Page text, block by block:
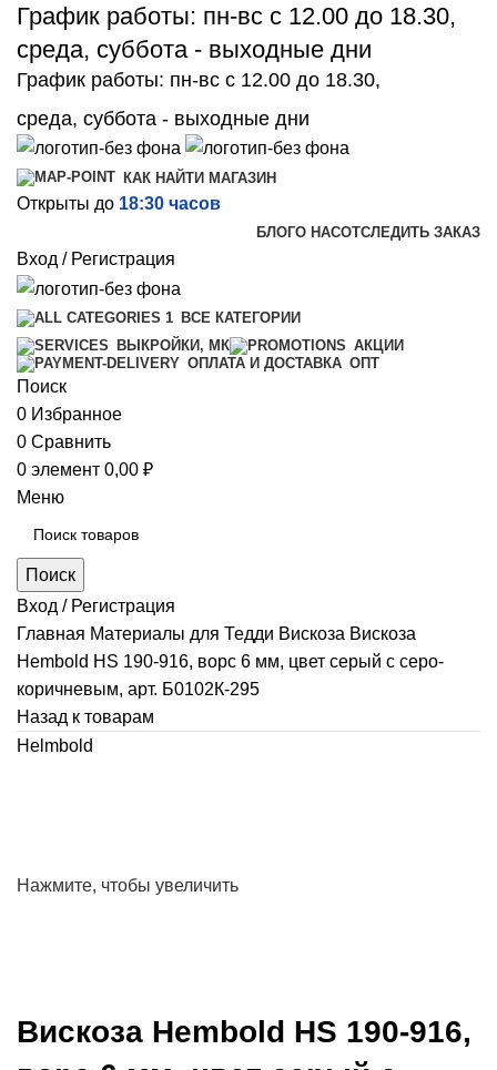
График работы: пн-вс с 12.00 до 18.30,
среда, суббота - выходные дни
График работы: пн-вс с 12.00 до 18.30,
среда, суббота - выходные дни
КАК НАЙТИ МАГАЗИН
Открыты до 18:30 часов
БЛОГО НАСОТСЛЕДИТЬ ЗАКАЗ
Вход / Регистрация
ВСЕ КАТЕГОРИИ
ВЫКРОЙКИ, МК
АКЦИИ
ОПЛАТА И ДОСТАВКА ОПТ
Поиск
0 Избранное
0 Сравнить
0 элемент 0,00 ₽
Меню
Поиск
Вход / Регистрация
Главная Материалы для Тедди Вискоза Вискоза
Hembold HS 190-916, ворс 6 мм, цвет серый с серо-
коричневым, арт. Б0102К-295
Назад к товарам
Helmbold
Нажмите, чтобы увеличить
Вискоза Hembold HS 190-916,